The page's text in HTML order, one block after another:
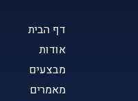
דף הבית
אודות
מבצעים
מאמרים